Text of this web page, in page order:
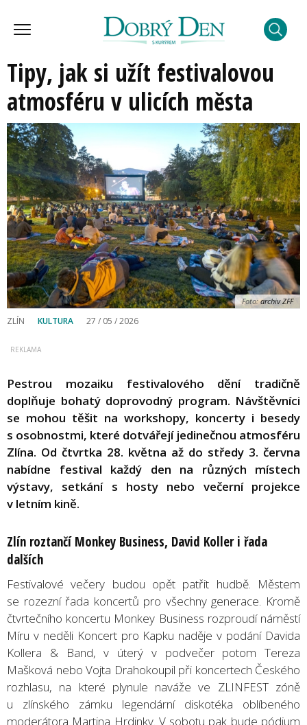
Tipy, jak si užít festivalovou
atmosféru v ulicích města
Foto:archiv ZFF
ZLÍN KULTURA 27 / 05 / 2026
Pestrou mozaiku festivalového dění tradičně
doplňuje bohatý doprovodný program. Návštěvníci
se mohou těšit na workshopy, koncerty i besedy
s osobnostmi, které dotvářejí jedinečnou atmosféru
Zlína. Od čtvrtka 28. května až do středy 3. června
nabídne festival každý den na různých místech
výstavy, setkání s hosty nebo večerní projekce
v letním kině.
Zlín roztančí Monkey Business, David Koller i řada
dalších
Festivalové večery budou opět patřit hudbě. Městem
se rozezní řada koncertů pro všechny generace. Kromě
čtvrtečního koncertu Monkey Business rozproudí náměstí
Míru v neděli Koncert pro Kapku naděje v podání Davida
Kollera & Band, v úterý v podvečer potom Tereza
Mašková nebo Vojta Drahokoupil při koncertech Českého
rozhlasu, na které plynule naváže ve ZLINFEST zóně
u zlínského zámku legendární diskotéka oblíbeného
moderátora Martina Hrdinky. V sobotu pak bude pódium